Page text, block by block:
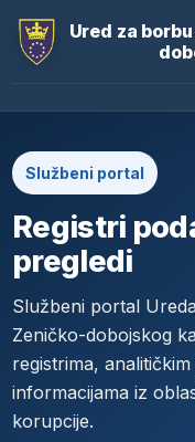
Ured za
Službeni portal
Registri
pregledi
Službeni portal
Zeničko-dobojskog
registrima,
informacijama iz
korupcije.